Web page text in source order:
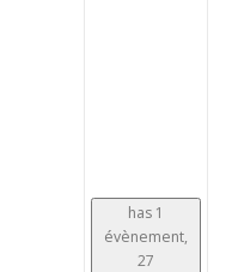
has 1
évènement,
27